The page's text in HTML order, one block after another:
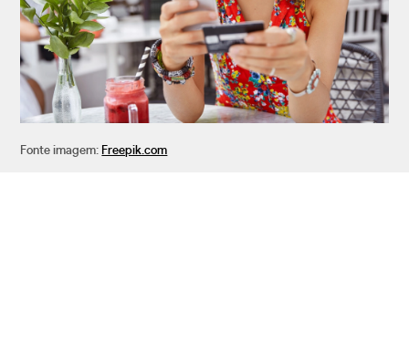
Fonte imagem: Freepik.com